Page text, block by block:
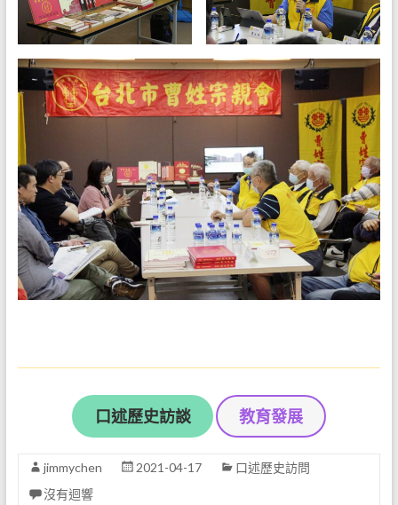
口述歷史訪談 教育發展
jimmychen 2021-04-17
口述歷史訪問
沒有迴響